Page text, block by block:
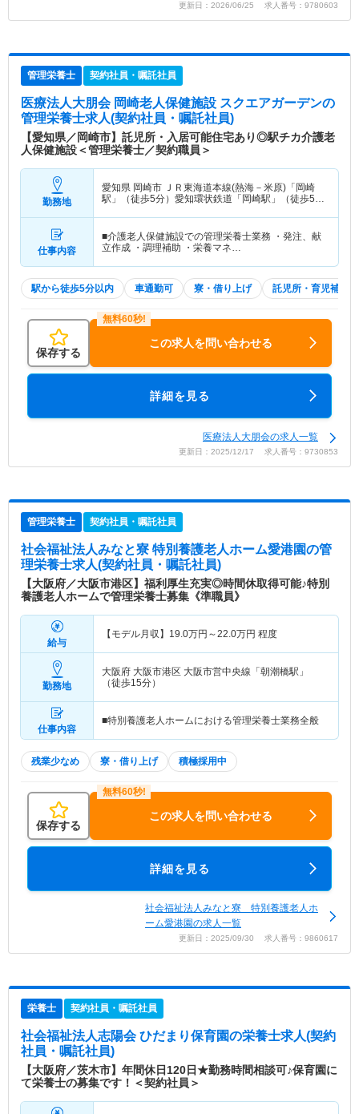
更新日：2026/06/25 求人番号：9780603
管理栄養士 契約社員・嘱託社員
医療法人大朋会 岡崎老人保健施設 スクエアガーデンの
管理栄養士求人(契約社員・嘱託社員)
【愛知県／岡崎市】託児所・入居可能住宅あり◎駅チカ介護老
人保健施設＜管理栄養士／契約職員＞
勤務地
愛知県 岡崎市 ＪＲ東海道本線(熱海－米原)「岡崎
駅」（徒歩5分）愛知環状鉄道「岡崎駅」（徒歩5
仕事内容
■介護老人保健施設での管理栄養士業務 ・発注、献
立作成 ・調理補助 ・栄養マネ…
駅から徒歩5分以内 車通勤可 寮・借り上げ 託児所・育児補助
保存する
この求人を問い合わせる
詳細を見る
医療法人大朋会の求人一覧
更新日：2025/12/17 求人番号：9730853
管理栄養士 契約社員・嘱託社員
社会福祉法人みなと寮 特別養護老人ホーム愛港園の管
理栄養士求人(契約社員・嘱託社員)
【大阪府／大阪市港区】福利厚生充実◎時間休取得可能♪特別
養護老人ホームで管理栄養士募集《準職員》
給与
【モデル月収】 19.0万円～22.0万円 程度
勤務地
大阪府 大阪市港区 大阪市営中央線「朝潮橋駅」
（徒歩15分）
仕事内容
■特別養護老人ホームにおける管理栄養士業務全般
残業少なめ 寮・借り上げ 積極採用中
保存する
この求人を問い合わせる
詳細を見る
社会福祉法人みなと寮 特別養護老人ホ
ーム愛港園の求人一覧
更新日：2025/09/30 求人番号：9860617
栄養士 契約社員・嘱託社員
社会福祉法人志陽会 ひだまり保育園の栄養士求人(契約
社員・嘱託社員)
【大阪府／茨木市】年間休日120日★勤務時間相談可♪保育園に
て栄養士の募集です！＜契約社員＞